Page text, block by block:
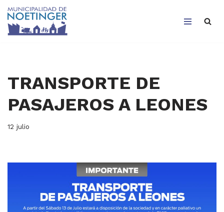
Saltar
TRANSPORTE DE
PASAJEROS A LEONES
12 julio